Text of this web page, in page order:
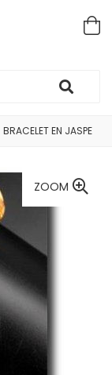
BRACELET EN JASPE
ZOOM